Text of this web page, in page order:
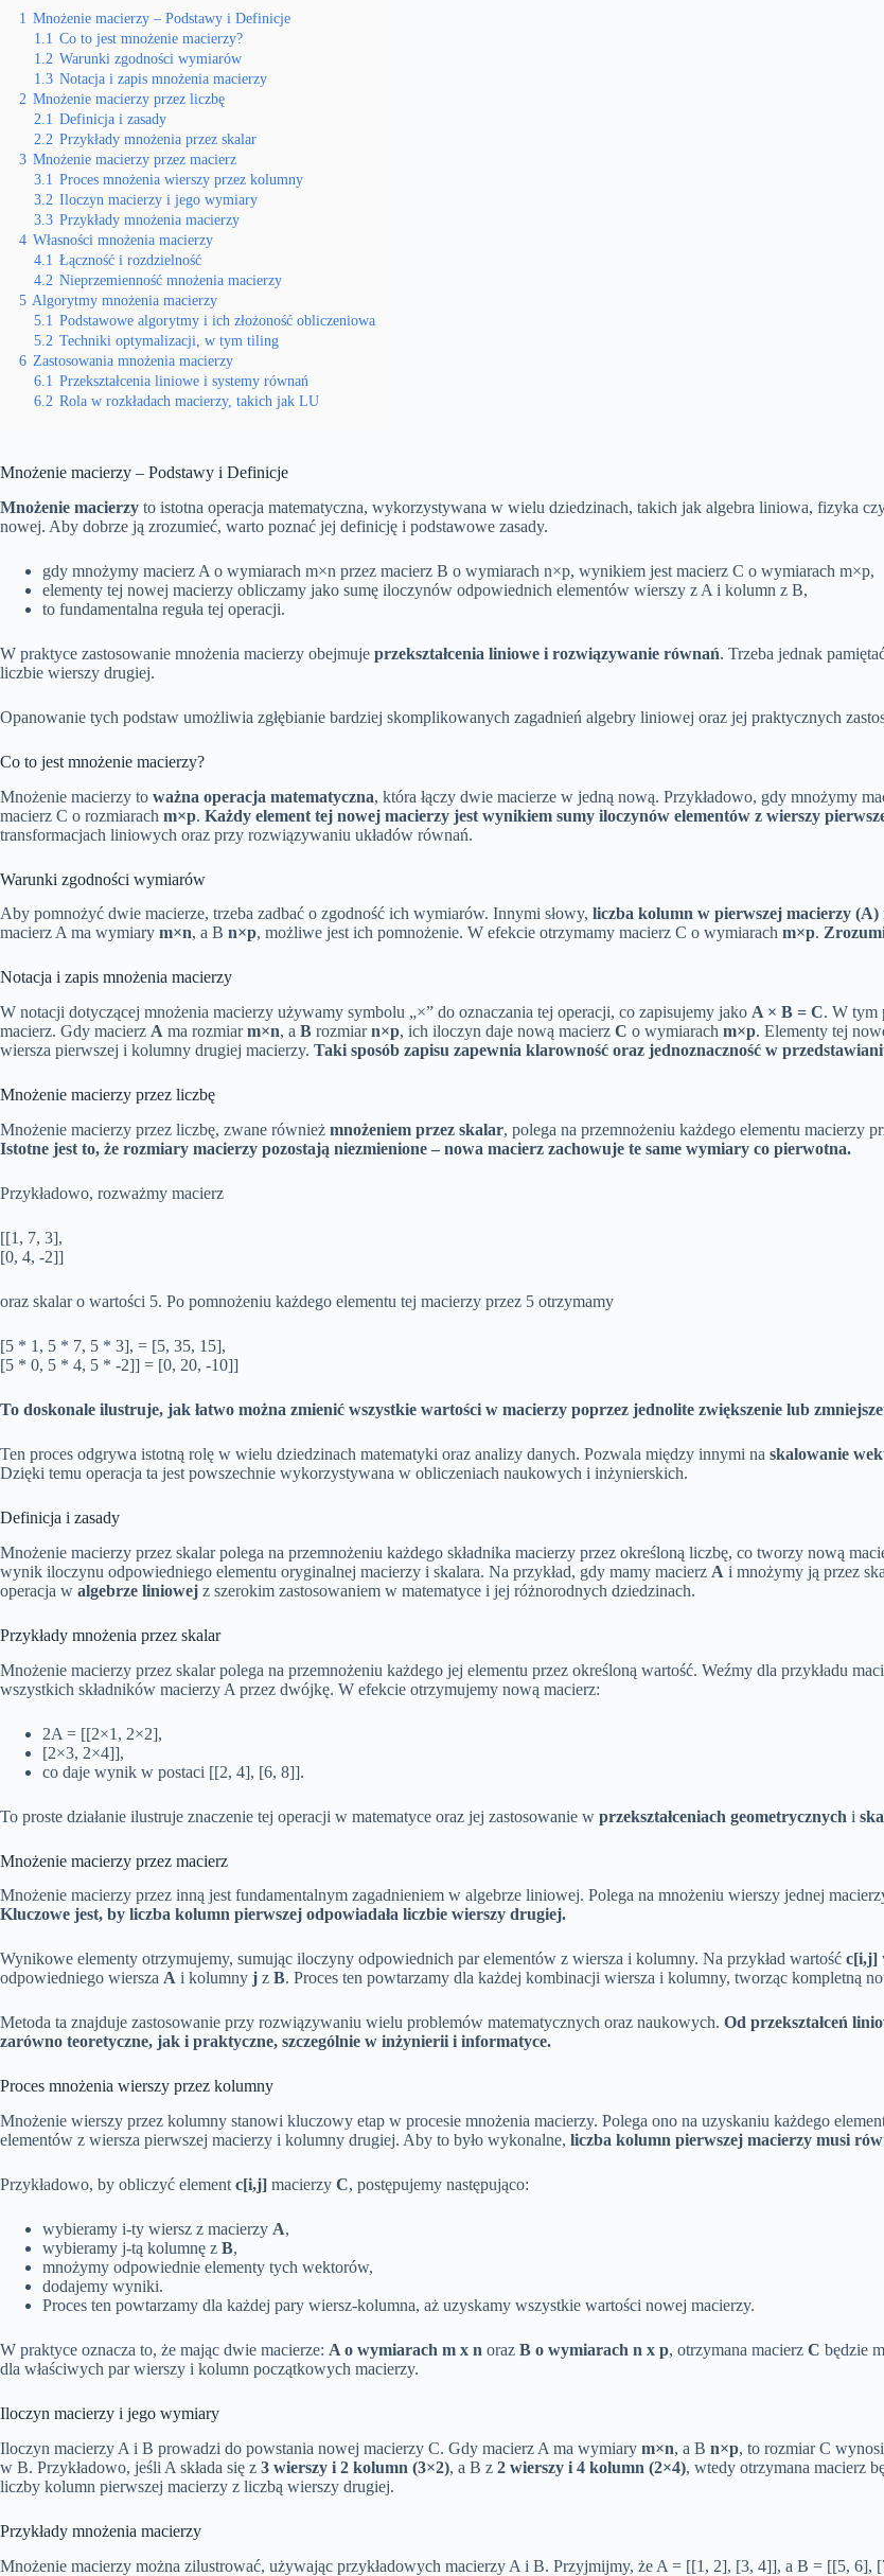
1 Mnożenie macierzy – Podstawy i Definicje
1.1 Co to jest mnożenie macierzy?
1.2 Warunki zgodności wymiarów
1.3 Notacja i zapis mnożenia macierzy
2 Mnożenie macierzy przez liczbę
2.1 Definicja i zasady
2.2 Przykłady mnożenia przez skalar
3 Mnożenie macierzy przez macierz
3.1 Proces mnożenia wierszy przez kolumny
3.2 Iloczyn macierzy i jego wymiary
3.3 Przykłady mnożenia macierzy
4 Własności mnożenia macierzy
4.1 Łączność i rozdzielność
4.2 Nieprzemienność mnożenia macierzy
5 Algorytmy mnożenia macierzy
5.1 Podstawowe algorytmy i ich złożoność obliczeniowa
5.2 Techniki optymalizacji, w tym tiling
6 Zastosowania mnożenia macierzy
6.1 Przekształcenia liniowe i systemy równań
6.2 Rola w rozkładach macierzy, takich jak LU
Mnożenie macierzy – Podstawy i Definicje
Mnożenie macierzy to istotna operacja matematyczna, wykorzystywana w wielu dziedzinach, takich jak algebra liniowa, fizyka
nowej. Aby dobrze ją zrozumieć, warto poznać jej definicję i podstawowe zasady.
gdy mnożymy macierz A o wymiarach m×n przez macierz B o wymiarach n×p, wynikiem jest macierz C o wymiarach m×p,
elementy tej nowej macierzy obliczamy jako sumę iloczynów odpowiednich elementów wierszy z A i kolumn z B,
to fundamentalna reguła tej operacji.
W praktyce zastosowanie mnożenia macierzy obejmuje przekształcenia liniowe i rozwiązywanie równań. Trzeba jednak
liczbie wierszy drugiej.
Opanowanie tych podstaw umożliwia zgłębianie bardziej skomplikowanych zagadnień algebry liniowej oraz jej praktycznych
Co to jest mnożenie macierzy?
Mnożenie macierzy to ważna operacja matematyczna, która łączy dwie macierze w jedną nową. Przykładowo, gdy mnożymy
macierz C o rozmiarach m×p. Każdy element tej nowej macierzy jest wynikiem sumy iloczynów elementów z wierszy
transformacjach liniowych oraz przy rozwiązywaniu układów równań.
Warunki zgodności wymiarów
Aby pomnożyć dwie macierze, trzeba zadbać o zgodność ich wymiarów. Innymi słowy, liczba kolumn w pierwszej macierzy
macierz A ma wymiary m×n, a B n×p, możliwe jest ich pomnożenie. W efekcie otrzymamy macierz C o wymiarach m×p.
Notacja i zapis mnożenia macierzy
W notacji dotyczącej mnożenia macierzy używamy symbolu „×” do oznaczania tej operacji, co zapisujemy jako A × B = C. W tym
macierz. Gdy macierz A ma rozmiarm×n, a B rozmiarn×p, ich iloczyn daje nową macierz C o wymiarach m×p. Elementy tej
wiersza pierwszej i kolumny drugiej macierzy. Taki sposób zapisu zapewnia klarowność oraz jednoznaczność w
Mnożenie macierzy przez liczbę
Mnożenie macierzy przez liczbę, zwane również mnożeniem przez skalar, polega na przemnożeniu każdego elementu macierzy
Istotne jest to, że rozmiary macierzy pozostają niezmienione – nowa macierz zachowuje te same wymiary co pierwotna.
Przykładowo, rozważmy macierz
[[1, 7, 3],
[0, 4, -2]]
oraz skalar o wartości 5. Po pomnożeniu każdego elementu tej macierzy przez 5 otrzymamy
[5 * 1, 5 * 7, 5 * 3], = [5, 35, 15],
[5 * 0, 5 * 4, 5 * -2]] = [0, 20, -10]]
To doskonale ilustruje, jak łatwo można zmienić wszystkie wartości w macierzy poprzez jednolite zwiększenie lub
Ten proces odgrywa istotną rolę w wielu dziedzinach matematyki oraz analizy danych. Pozwala między innymi na skalowanie
Dzięki temu operacja ta jest powszechnie wykorzystywana w obliczeniach naukowych i inżynierskich.
Definicja i zasady
Mnożenie macierzy przez skalar polega na przemnożeniu każdego składnika macierzy przez określoną liczbę, co tworzy nową
wynik iloczynu odpowiedniego elementu oryginalnej macierzy i skalara. Na przykład, gdy mamy macierz A i mnożymy ją przez
operacja w algebrze liniowej z szerokim zastosowaniem w matematyce i jej różnorodnych dziedzinach.
Przykłady mnożenia przez skalar
Mnożenie macierzy przez skalar polega na przemnożeniu każdego jej elementu przez określoną wartość. Weźmy dla przykładu
wszystkich składników macierzy A przez dwójkę. W efekcie otrzymujemy nową macierz:
2A = [[2×1, 2×2],
[2×3, 2×4]],
co daje wynik w postaci [[2, 4], [6, 8]].
To proste działanie ilustruje znaczenie tej operacji w matematyce oraz jej zastosowanie w przekształceniach geometrycznych i
Mnożenie macierzy przez macierz
Mnożenie macierzy przez inną jest fundamentalnym zagadnieniem w algebrze liniowej. Polega na mnożeniu wierszy jednej
Kluczowe jest, by liczba kolumn pierwszej odpowiadała liczbie wierszy drugiej.
Wynikowe elementy otrzymujemy, sumując iloczyny odpowiednich par elementów z wiersza i kolumny. Na przykład wartość c[i,j]
odpowiedniego wiersza A i kolumny j z B. Proces ten powtarzamy dla każdej kombinacji wiersza i kolumny, tworząc kompletną
Metoda ta znajduje zastosowanie przy rozwiązywaniu wielu problemów matematycznych oraz naukowych. Od przekształceń
zarówno teoretyczne, jak i praktyczne, szczególnie w inżynierii i informatyce.
Proces mnożenia wierszy przez kolumny
Mnożenie wierszy przez kolumny stanowi kluczowy etap w procesie mnożenia macierzy. Polega ono na uzyskaniu każdego
elementów z wiersza pierwszej macierzy i kolumny drugiej. Aby to było wykonalne, liczba kolumn pierwszej macierzy musi
Przykładowo, by obliczyć element c[i,j] macierzy C, postępujemy następująco:
wybieramy i-ty wiersz z macierzy A,
wybieramy j-tą kolumnę z B,
mnożymy odpowiednie elementy tych wektorów,
dodajemy wyniki.
Proces ten powtarzamy dla każdej pary wiersz-kolumna, aż uzyskamy wszystkie wartości nowej macierzy.
W praktyce oznacza to, że mając dwie macierze: A o wymiarach m x n oraz B o wymiarach n x p, otrzymana macierz C będzie
dla właściwych par wierszy i kolumn początkowych macierzy.
Iloczyn macierzy i jego wymiary
Iloczyn macierzy A i B prowadzi do powstania nowej macierzy C. Gdy macierz A ma wymiary m×n, a B n×p, to rozmiar C wynosi
w B. Przykładowo, jeśli A składa się z 3 wierszy i 2 kolumn (3×2), a B z 2 wierszy i 4 kolumn (2×4), wtedy otrzymana macierz
liczby kolumn pierwszej macierzy z liczbą wierszy drugiej.
Przykłady mnożenia macierzy
Mnożenie macierzy można zilustrować, używając przykładowych macierzy A i B. Przyjmijmy, że A = [[1, 2], [3, 4]], a B = [[5,